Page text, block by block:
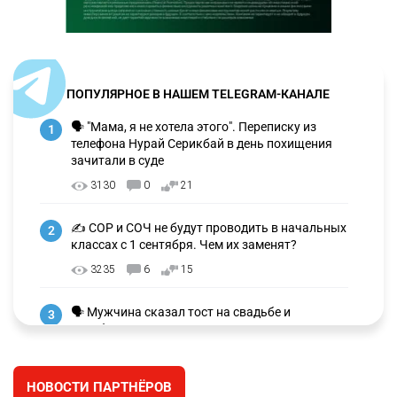
ПОПУЛЯРНОЕ В НАШЕМ TELEGRAM-КАНАЛЕ
1
🗣 "Мама, я не хотела этого". Переписку из
телефона Нурай Серикбай в день похищения
зачитали в суде
3130 0 21
2
✍️ СОР и СОЧ не будут проводить в начальных
классах с 1 сентября. Чем их заменят?
3235 6 15
3
🗣 Мужчина сказал тост на свадьбе и
заработал уголовное дело
НОВОСТИ ПАРТНЁРОВ